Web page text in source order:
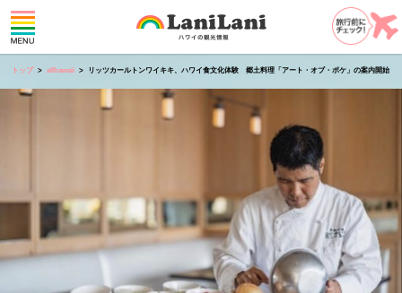
トップ allhawaii リッツカールトンワイキキ、ハワイ食文化体験 郷土料理「アート・オブ・ポケ」の案内開始